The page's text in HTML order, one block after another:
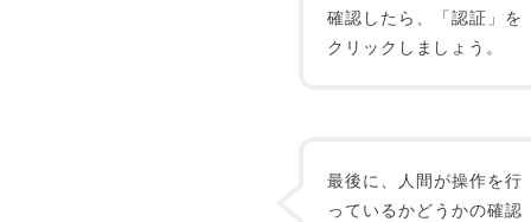
確認したら、「認証」を
クリックしましょう。
最後に、人間が操作を行
っているかどうかの確認